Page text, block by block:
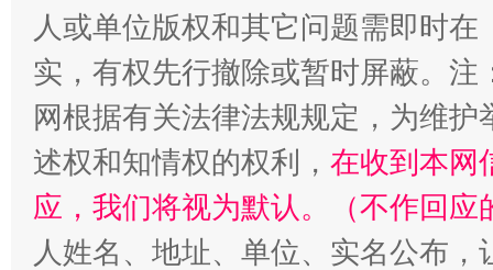
招工难、用工荒背后
人或单位版权和其它问题需即时在
实，有权先行撤除或暂时屏蔽。
网根据有关法律法规规定，为维
述权和知情权的权利， 在收到本网
应，我们将视为默认。（不作回应
人姓名、地址、单位、实名公布